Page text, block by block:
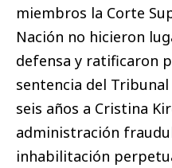
miembros la Corte
Nación no hicieron
defensa y ratificaron
sentencia del
seis años a Cristina
administración
inhabilitación